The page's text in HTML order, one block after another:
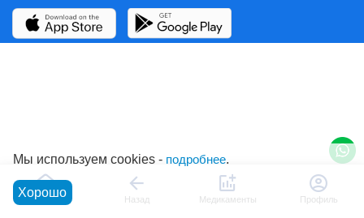
Главная Назад Медикаменты Профиль
Мы используем cookies - подробнее.
Хорошо